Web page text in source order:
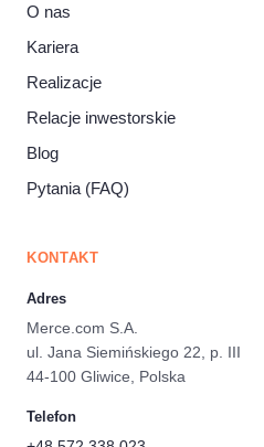
O nas
Kariera
Realizacje
Relacje inwestorskie
Blog
Pytania (FAQ)
KONTAKT
Adres
Merce.com S.A.
ul. Jana Siemińskiego 22, p. III
44-100 Gliwice, Polska
Telefon